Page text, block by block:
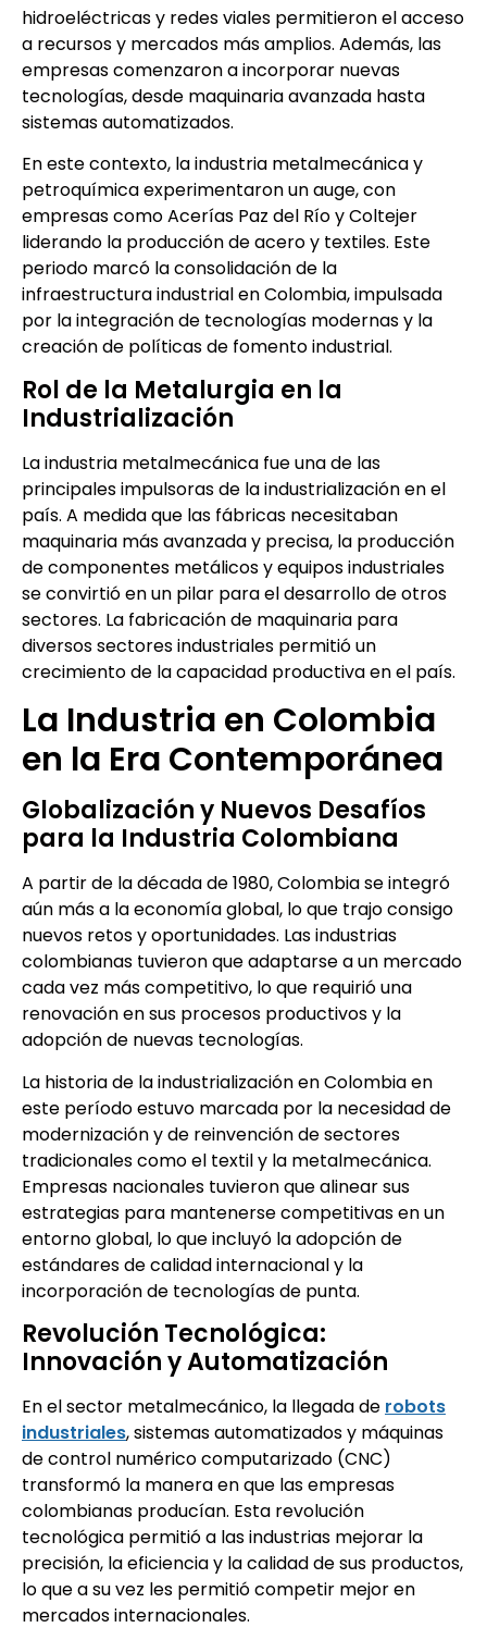
hidroeléctricas y redes viales permitieron el acceso
a recursos y mercados más amplios. Además, las
empresas comenzaron a incorporar nuevas
tecnologías, desde maquinaria avanzada hasta
sistemas automatizados.
En este contexto, la industria metalmecánica y
petroquímica experimentaron un auge, con
empresas como Acerías Paz del Río y Coltejer
liderando la producción de acero y textiles. Este
periodo marcó la consolidación de la
infraestructura industrial en Colombia, impulsada
por la integración de tecnologías modernas y la
creación de políticas de fomento industrial.
Rol de la Metalurgia en la
Industrialización
La industria metalmecánica fue una de las
principales impulsoras de la industrialización en el
país. A medida que las fábricas necesitaban
maquinaria más avanzada y precisa, la producción
de componentes metálicos y equipos industriales
se convirtió en un pilar para el desarrollo de otros
sectores. La fabricación de maquinaria para
diversos sectores industriales permitió un
crecimiento de la capacidad productiva en el país.
La Industria en Colombia
en la Era Contemporánea
Globalización y Nuevos Desafíos
para la Industria Colombiana
A partir de la década de 1980, Colombia se integró
aún más a la economía global, lo que trajo consigo
nuevos retos y oportunidades. Las industrias
colombianas tuvieron que adaptarse a un mercado
cada vez más competitivo, lo que requirió una
renovación en sus procesos productivos y la
adopción de nuevas tecnologías.
La historia de la industrialización en Colombia en
este período estuvo marcada por la necesidad de
modernización y de reinvención de sectores
tradicionales como el textil y la metalmecánica.
Empresas nacionales tuvieron que alinear sus
estrategias para mantenerse competitivas en un
entorno global, lo que incluyó la adopción de
estándares de calidad internacional y la
incorporación de tecnologías de punta.
Revolución Tecnológica:
Innovación y Automatización
En el sector metalmecánico, la llegada de robots
industriales, sistemas automatizados y máquinas
de control numérico computarizado (CNC)
transformó la manera en que las empresas
colombianas producían. Esta revolución
tecnológica permitió a las industrias mejorar la
precisión, la eficiencia y la calidad de sus productos,
lo que a su vez les permitió competir mejor en
mercados internacionales.